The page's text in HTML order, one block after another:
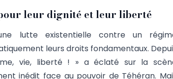
leur dignité et leur liberté
lutte existentielle contre un
leurs droits fondamentaux.
vie, liberté ! » a éclaté sur la
inédit face au pouvoir de Téhéran.